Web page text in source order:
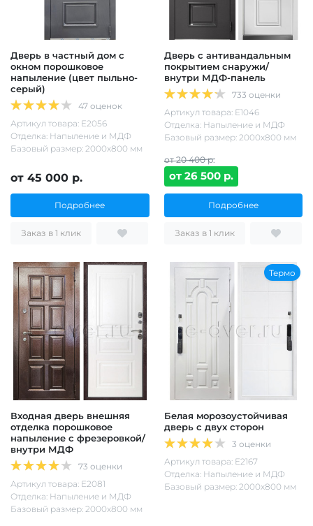
Дверь в частный дом с
окном порошковое
напыление (цвет пыльно-
серый)
47 оценок
Артикул товара: Е2056
Отделка: Напыление и МДФ
Базовый размер: 2000х800 мм
от 45 000 р.
Подробнее
Заказ в 1 клик
Дверь с антивандальным
покрытием снаружи/
внутри МДФ-панель
733 оценки
Артикул товара: Е1046
Отделка: Напыление и МДФ
Базовый размер: 2000х800 мм
от 20 400 р.
от 26 500 р.
Подробнее
Заказ в 1 клик
Входная дверь внешняя
отделка порошковое
напыление с фрезеровкой/
внутри МДФ
73 оценки
Артикул товара: Е2081
Отделка: Напыление и МДФ
Базовый размер: 2000х800 мм
Термо
Белая морозоустойчивая
дверь с двух сторон
3 оценки
Артикул товара: Е2167
Отделка: Напыление и МДФ
Базовый размер: 2000х800 мм